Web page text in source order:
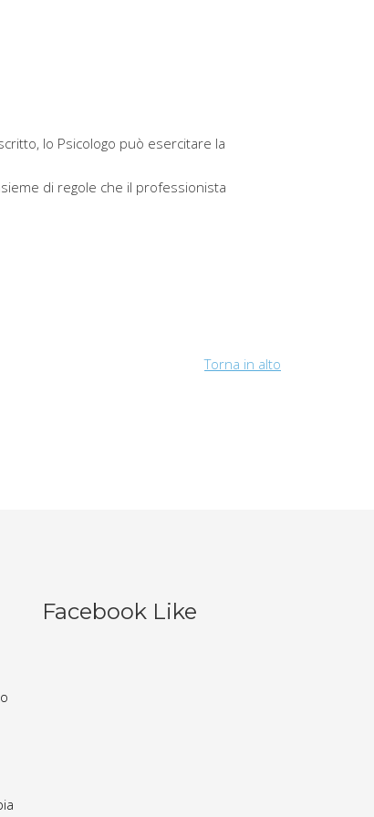
lo Psicologo può esercitare la
di regole che il professionista
Torna in alto
Facebook Like